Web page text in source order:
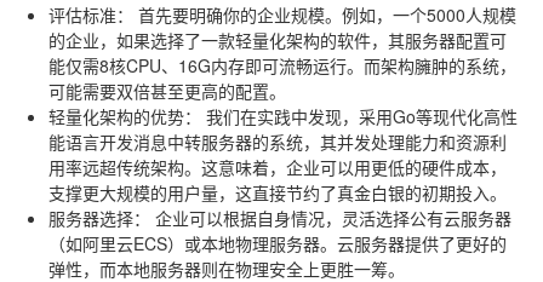
评估标准：
首先要明确你的企业规模。例如，一个5000人规模
的企业，如果选择了一款轻量化架构的软件，其服务器配置可
能仅需8核CPU、16G内存即可流畅运行。而架构臃肿的系统，
可能需要双倍甚至更高的配置。
轻量化架构的优势：
我们在实践中发现，采用Go等现代化高性
能语言开发消息中转服务器的系统，其并发处理能力和资源利
用率远超传统架构。这意味着，企业可以用更低的硬件成本，
支撑更大规模的用户量，这直接节约了真金白银的初期投入。
服务器选择：
企业可以根据自身情况，灵活选择公有云服务器
（如阿里云ECS）或本地物理服务器。云服务器提供了更好的
弹性，而本地服务器则在物理安全上更胜一筹。